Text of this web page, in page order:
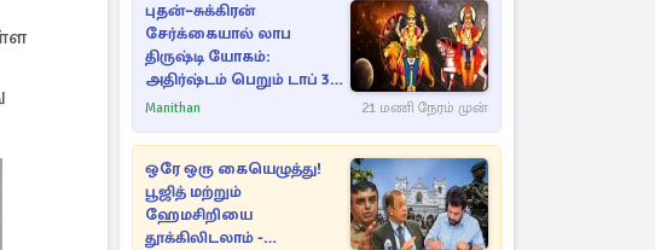
புதன்–சுக்கிரன்
சேர்க்கையால் லாப
திருஷ்டி யோகம்:
அதிர்ஷ்டம் பெறும் டாப் 3
ராசிகள்!
Manithan 21 மணி நேரம் முன்
ஒரே ஒரு கையெழுத்து!
பூஜித் மற்றும்
ஹேமசிறியை
தூக்கிலிடலாம் -